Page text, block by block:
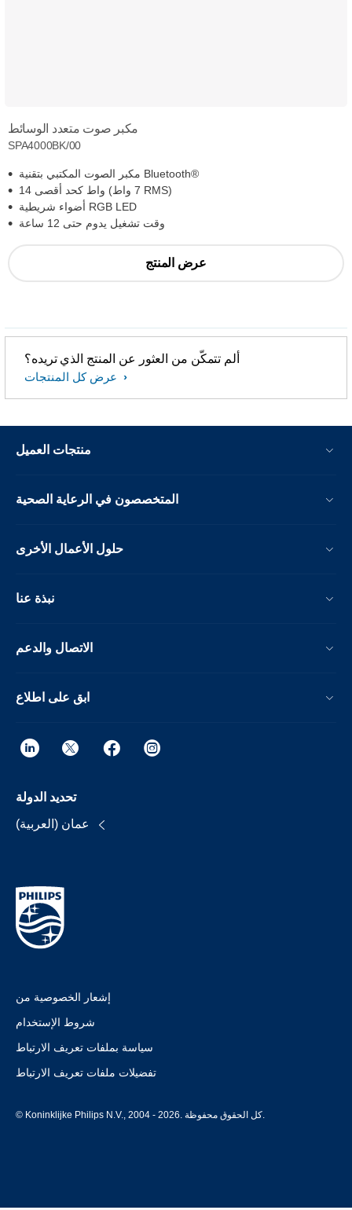
مكبر صوت متعدد الوسائط
SPA4000BK/00
مكبر الصوت المكتبي بتقنية Bluetooth®‎
14 واط كحد أقصى (7 واط RMS)
أضواء شريطية RGB LED
وقت تشغيل يدوم حتى 12 ساعة
عرض المنتج
ألم تتمكّن من العثور عن المنتج الذي تريده؟
منتجات العميل
المتخصصون في الرعاية الصحية
حلول الأعمال الأخرى
نبذة عنا
الاتصال والدعم
ابق على اطلاع
تحديد الدولة
إشعار الخصوصية من
شروط الإستخدام
سياسة بملفات تعريف الارتباط
تفضيلات ملفات تعريف الارتباط
© Koninklijke Philips N.V., 2004 - 2026. كل الحقوق محفوظة.